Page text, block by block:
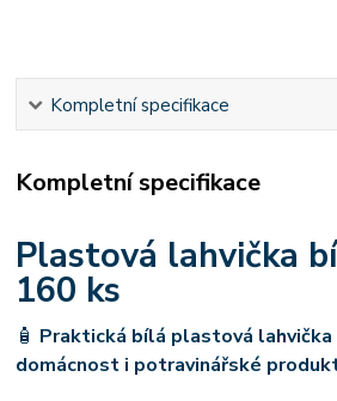
Kompletní specifikace
Kompletní specifikace
Plastová lahvička
160 ks
🧴 Praktická bílá plastová lahvička
domácnost i potravinářské